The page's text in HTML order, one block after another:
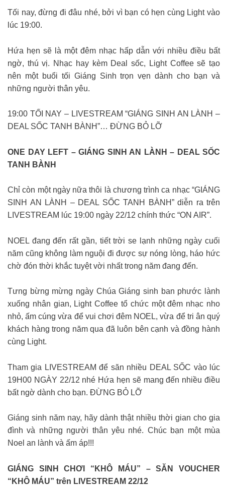
Tối nay, đừng đi đâu nhé, bởi vì bạn có hẹn cùng Light vào
lúc 19:00.
Hứa hẹn sẽ là một đêm nhạc hấp dẫn với nhiều điều bất
ngờ, thú vị.️ Nhạc hay kèm Deal sốc, Light Coffee sẽ tạo
nên một buổi tối Giáng Sinh trọn vẹn dành cho bạn và
những người thân yêu.
19:00 TỐI NAY – LIVESTREAM “GIÁNG SINH AN LÀNH –
DEAL SỐC TANH BÀNH”… ĐỪNG BỎ LỠ
ONE DAY LEFT – GIÁNG SINH AN LÀNH – DEAL SỐC
TANH BÀNH
Chỉ còn một ngày nữa thôi là chương trình ca nhạc “GIÁNG
SINH AN LÀNH – DEAL SỐC TANH BÀNH” diễn ra trên
LIVESTREAM lúc 19:00 ngày 22/12 chính thức “ON AIR”.
NOEL đang đến rất gần, tiết trời se lạnh những ngày cuối
năm cũng không làm nguội đi được sự nóng lòng, háo hức
chờ đón thời khắc tuyệt vời nhất trong năm đang đến.
️Tưng bừng mừng ngày Chúa Giáng sinh ban phước lành
xuống nhân gian, Light Coffee tổ chức một đêm nhạc nho
nhỏ, ấm cúng vừa để vui chơi đêm NOEL, vừa để tri ân quý
khách hàng trong năm qua đã luôn bên cạnh và đồng hành
cùng Light.
Tham gia LIVESTREAM để săn nhiều DEAL SỐC vào lúc
19H00 NGÀY 22/12 nhé Hứa hẹn sẽ mang đến nhiều điều
bất ngờ dành cho bạn. ĐỪNG BỎ LỠ
Giáng sinh năm nay, hãy dành thật nhiều thời gian cho gia
đình và những người thân yêu nhé. Chúc bạn một mùa
Noel an lành và ấm áp!!!
GIÁNG SINH CHƠI “KHÔ MÁU” – SĂN VOUCHER
“KHÔ MÁU” trên LIVESTREAM 22/12